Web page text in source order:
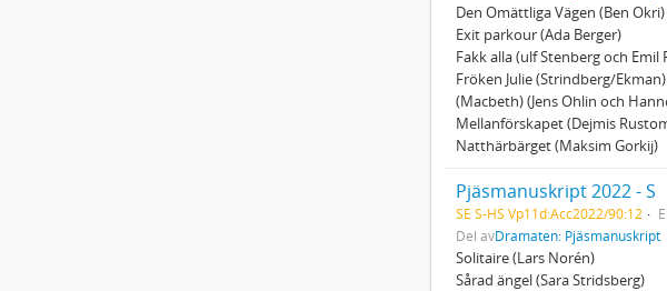
Den Omättliga Vägen (Ben Okri)
Exit parkour (Ada Berger)
Fakk alla (ulf Stenberg och Emil
Fröken Julie (Strindberg/Ekman)
(Macbeth) (Jens Ohlin och
Mellanförskapet (Dejmis
Natthärbärget (Maksim Gorkij)
Pjäsmanuskript 2022 - S
SE S-HS Vp11d:Acc2022/90:12
Del avDramaten: Pjäsmanuskript
Solitaire (Lars Norén)
Sårad ängel (Sara Stridsberg)